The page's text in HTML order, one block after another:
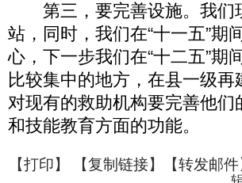
第三，要完善设施。我们
站，同时，我们在“十一五”期
心，下一步我们在“十二五”期
比较集中的地方，在县一级
对现有的救助机构要完善他
和技能教育方面的功能。
【打印】 【复制链接】【转发邮件